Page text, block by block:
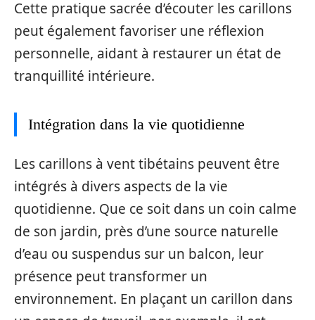
Cette pratique sacrée d’écouter les carillons
peut également favoriser une réflexion
personnelle, aidant à restaurer un état de
tranquillité intérieure.
Intégration dans la vie quotidienne
Les carillons à vent tibétains peuvent être
intégrés à divers aspects de la vie
quotidienne. Que ce soit dans un coin calme
de son jardin, près d’une source naturelle
d’eau ou suspendus sur un balcon, leur
présence peut transformer un
environnement. En plaçant un carillon dans